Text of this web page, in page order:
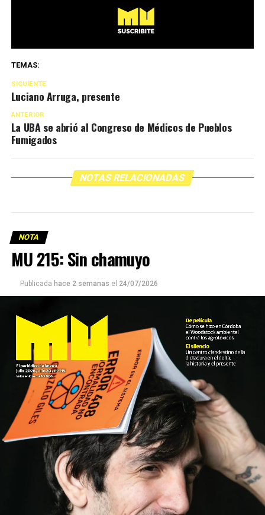
TEMAS:
SIGUIENTE
Luciano Arruga, presente
ANTERIOR
La UBA se abrió al Congreso de Médicos de Pueblos
Fumigados
NOTAS RELACIONADAS
NOTA
MU 215: Sin chamuyo
Publicada hace 2 semanas el 24/07/2026